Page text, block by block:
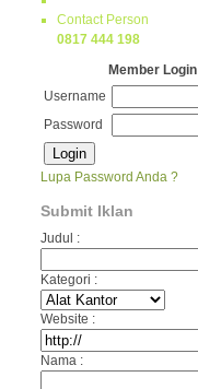
Contact Person
0817 444 198
Member Login
Username
Password
Lupa Password Anda ?
Submit Iklan
Judul :
Kategori :
Website :
Nama :